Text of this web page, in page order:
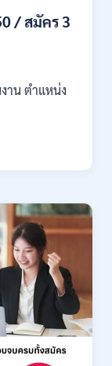
/ สมัคร 3
าน ตำแหน่ง